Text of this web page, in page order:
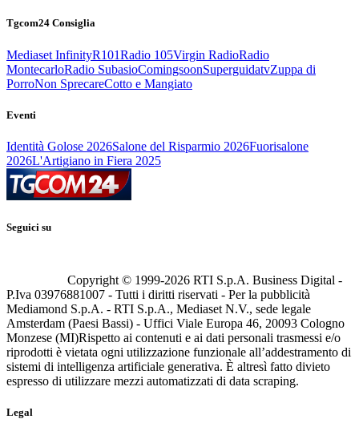
Tgcom24 Consiglia
Mediaset InfinityR101Radio 105Virgin RadioRadio
MontecarloRadio SubasioComingsoonSuperguidatvZuppa di
PorroNon SprecareCotto e Mangiato
Eventi
Identità Golose 2026Salone del Risparmio 2026Fuorisalone
2026L'Artigiano in Fiera 2025
Seguici su
Copyright © 1999-2026 RTI S.p.A. Business Digital -
P.Iva 03976881007 - Tutti i diritti riservati - Per la pubblicità
Mediamond S.p.A. - RTI S.p.A., Mediaset N.V., sede legale
Amsterdam (Paesi Bassi) - Uffici Viale Europa 46, 20093 Cologno
Monzese (MI)Rispetto ai contenuti e ai dati personali trasmessi e/o
riprodotti è vietata ogni utilizzazione funzionale all’addestramento di
sistemi di intelligenza artificiale generativa. È altresì fatto divieto
espresso di utilizzare mezzi automatizzati di data scraping.
Legal